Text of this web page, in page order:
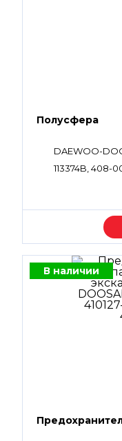
Полусфера
DAEWOO-
113374B, 408-
В наличии